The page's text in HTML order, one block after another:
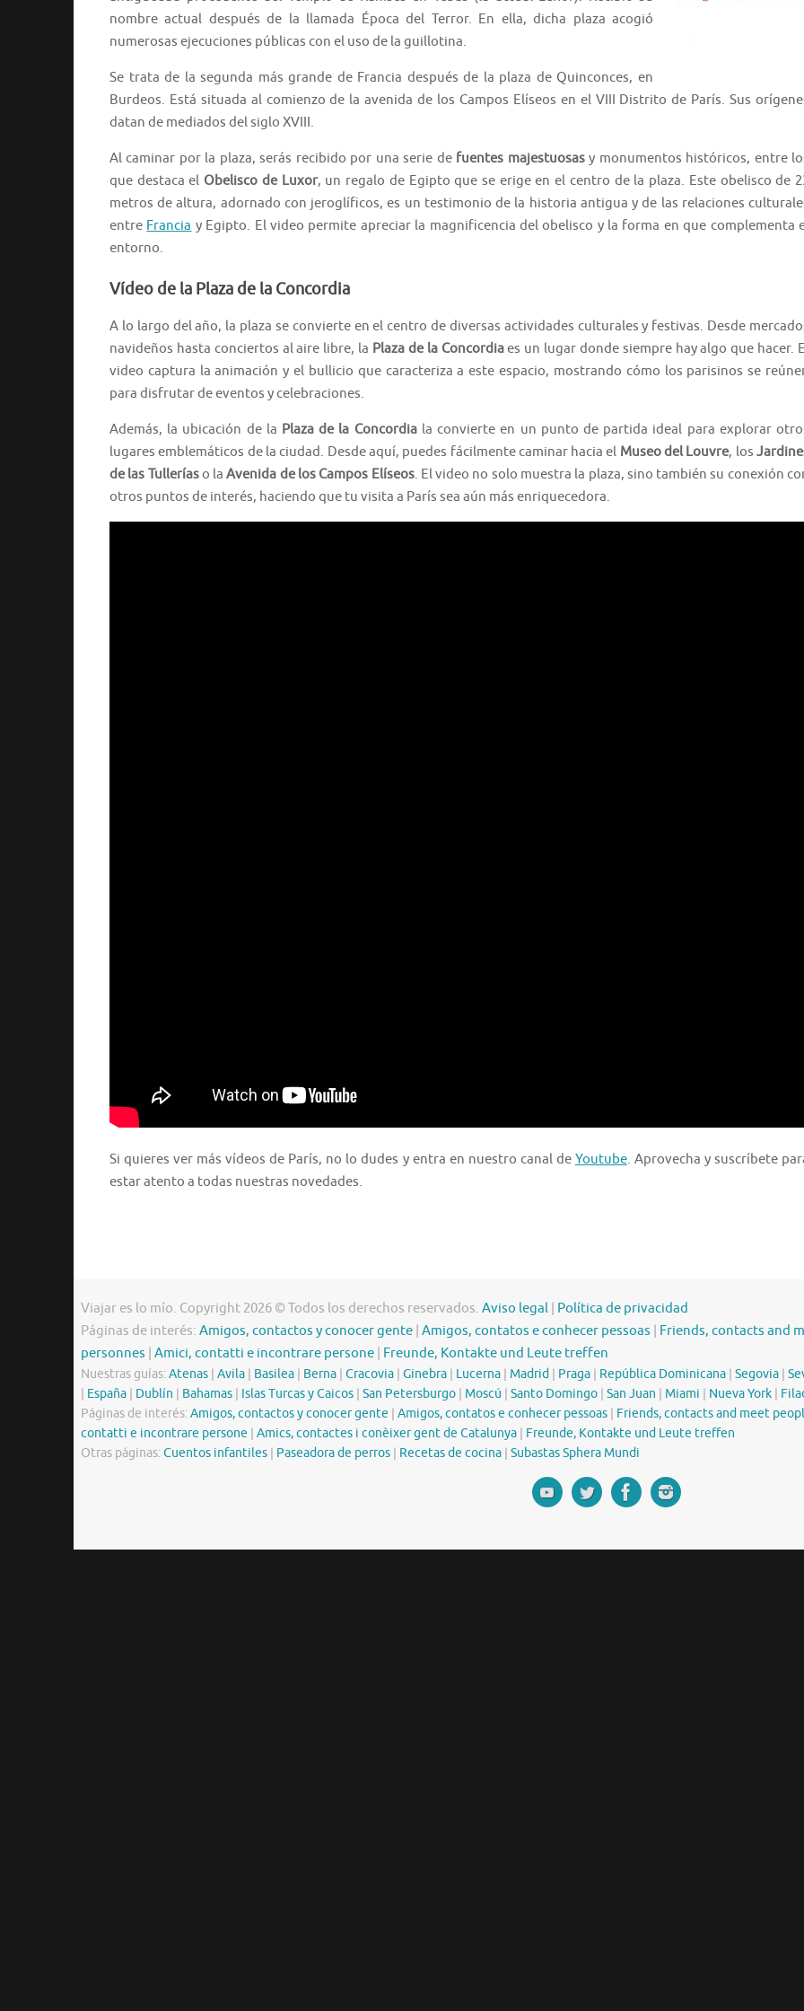
nombre actual después de la llamada Época del Terror. En ella, dicha plaza acogió
numerosas ejecuciones públicas con el uso de la guillotina.
Se trata de la segunda más grande de Francia después de la plaza de Quinconces, en
Burdeos. Está situada al comienzo de la avenida de los Campos Elíseos en el VIII Distrito de París. Sus
datan de mediados del siglo XVIII.
Al caminar por la plaza, serás recibido por una serie de fuentes majestuosasy monumentos históricos, entre
que destaca el Obelisco de Luxor, un regalo de Egipto que se erige en el centro de la plaza. Este obelisco de
metros de altura, adornado con jeroglíficos, es un testimonio de la historia antigua y de las relaciones
entre Francia y Egipto. El video permite apreciar la magnificencia del obelisco y la forma en que complementa
entorno.
Vídeo de la Plaza de la Concordia
A lo largo del año, la plaza se convierte en el centro de diversas actividades culturales y festivas. Desde
navideños hasta conciertos al aire libre, la Plaza de la Concordiaes un lugar donde siempre hay algo que hacer.
video captura la animación y el bullicio que caracteriza a este espacio, mostrando cómo los parisinos se
para disfrutar de eventos y celebraciones.
Además, la ubicación de la Plaza de la Concordiala convierte en un punto de partida ideal para explorar
lugares emblemáticos de la ciudad. Desde aquí, puedes fácilmente caminar hacia el Museo del Louvre, los
de las Tulleríaso laAvenida de los Campos Elíseos. El video no solo muestra la plaza, sino también su conexión
otros puntos de interés, haciendo que tu visita a París sea aún más enriquecedora.
Si quieres ver más vídeos de París, no lo dudes y entra en nuestro canal de Youtube. Aprovecha y suscríbete
estar atento a todas nuestras novedades.
Viajar es lo mío. Copyright 2026 © Todos los derechos reservados. Aviso legal Política de privacidad
Páginas de interés: Amigos, contactos y conocer gente Amigos, contatos e conhecer pessoas
Friends, contacts and
personnes Amici, contatti e incontrare persone Freunde, Kontakte und Leute treffen
Nuestras guías:Atenas Avila Basilea Berna Cracovia Ginebra Lucerna Madrid Praga República Dominicana Segovia
España Dublín Bahamas Islas Turcas y Caicos San Petersburgo Moscú Santo Domingo San Juan Miami Nueva York
Páginas de interés:Amigos, contactos y conocer gente Amigos, contatos e conhecer pessoas
Friends, contacts and meet
contatti e incontrare persone
Amics, contactes i conèixer gent de Catalunya
Freunde, Kontakte und Leute treffen
Otras páginas:Cuentos infantiles Paseadora de perros Recetas de cocina Subastas Sphera Mundi